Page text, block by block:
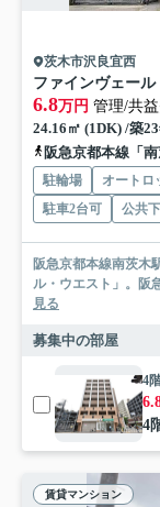
茨木市沢良宜西
ファインヴェール
6.8万円 管理/共
24.16㎡ (1DK) /築
阪急京都本線「
駐輪場 オートロ
駐車2台可
公共
阪急京都本線南茨木
ル・ウエスト」。阪
見る
募集中の部屋
4
4
賃貸マンション